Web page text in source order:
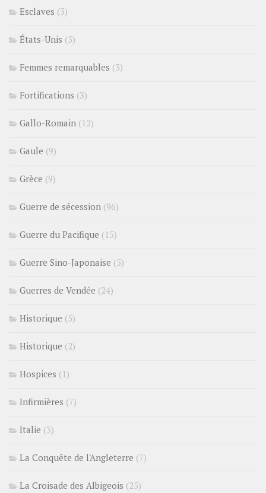
Esclaves (3)
États-Unis (5)
Femmes remarquables (3)
Fortifications (3)
Gallo-Romain (12)
Gaule (9)
Grèce (9)
Guerre de sécession (96)
Guerre du Pacifique (15)
Guerre Sino-Japonaise (5)
Guerres de Vendée (24)
Historique (5)
Historique (2)
Hospices (1)
Infirmières (7)
Italie (3)
La Conquête de l'Angleterre (7)
La Croisade des Albigeois (25)